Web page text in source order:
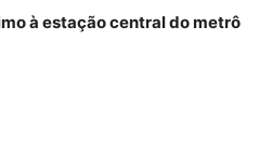
à estação central do metrô